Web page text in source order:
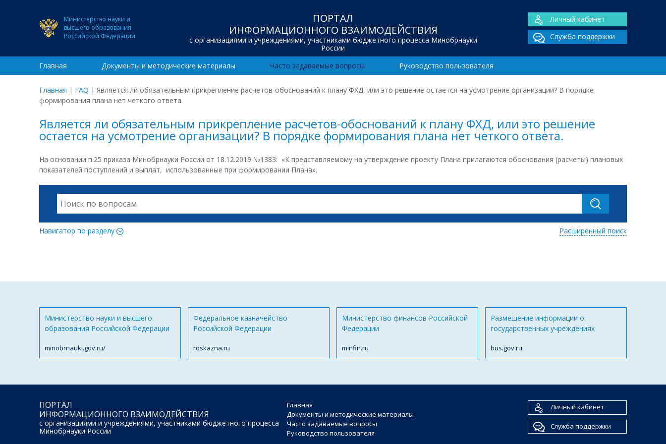
Министерство науки и
высшего образования
Российской Федерации
ПОРТАЛ
ИНФОРМАЦИОННОГО ВЗАИМОДЕЙСТВИЯ
с организациями и учреждениями, участниками бюджетного процесса Минобрнауки
России
Личный кабинет
Служба поддержки
Главная Документы и методические материалы Часто задаваемые вопросы Руководство пользователя
Главная | FAQ | Является ли обязательным прикрепление расчетов-обоснований к плану ФХД, или это решение остается на усмотрение организации? В порядке
формирования плана нет четкого ответа.
Является ли обязательным прикрепление расчетов-обоснований к плану ФХД, или это решение
остается на усмотрение организации? В порядке формирования плана нет четкого ответа.
На основании п.25 приказа Минобрнауки России от 18.12.2019 №1383: «К представляемому на утверждение проекту Плана прилагаются обоснования (расчеты) плановых
показателей поступлений и выплат, использованные при формировании Плана».
Навигатор по разделу Расширенный поиск
Министерство науки и высшего
образования Российской Федерации
minobrnauki.gov.ru/
Федеральное казначейство
Российской Федерации
roskazna.ru
Министерство финансов Российской
Федерации
minfin.ru
Размещение информации о
государственных учреждениях
bus.gov.ru
ПОРТАЛ
ИНФОРМАЦИОННОГО ВЗАИМОДЕЙСТВИЯ
с организациями и учреждениями, участниками бюджетного процесса
Минобрнауки России
Главная
Документы и методические материалы
Часто задаваемые вопросы
Руководство пользователя
Личный кабинет
Служба поддержки